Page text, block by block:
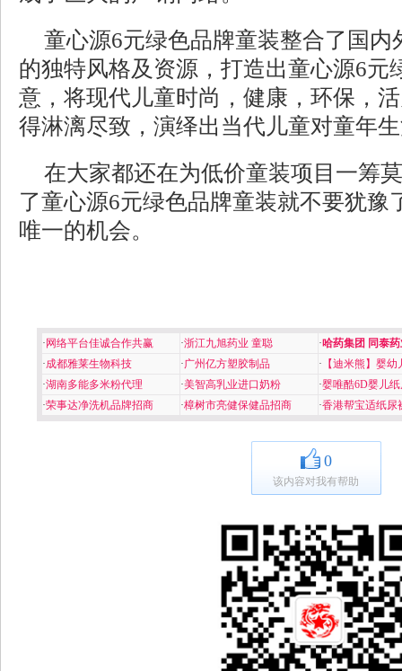
童心源6元绿色品牌童装整合了国内
的独特风格及资源，打造出童心源6元
意，将现代儿童时尚，健康，环保，
得淋漓尽致，演绎出当代儿童对童年
在大家都还在为低价童装项目一筹
了童心源6元绿色品牌童装就不要犹豫
唯一的机会。
· 网络平台佳诚合作共赢 ·浙江九旭药业 童聪 ·哈药集团 同泰
·成都雅莱生物科技 ·广州亿方塑胶制品 · 【迪米熊】婴幼
·湖南多能多米粉代理 ·美智高乳业进口奶粉 ·婴唯酷6D婴儿
·荣事达净洗机品牌招商 ·樟树市亮健保健品招商 ·香港帮宝适纸尿
0
该内容对我有帮助